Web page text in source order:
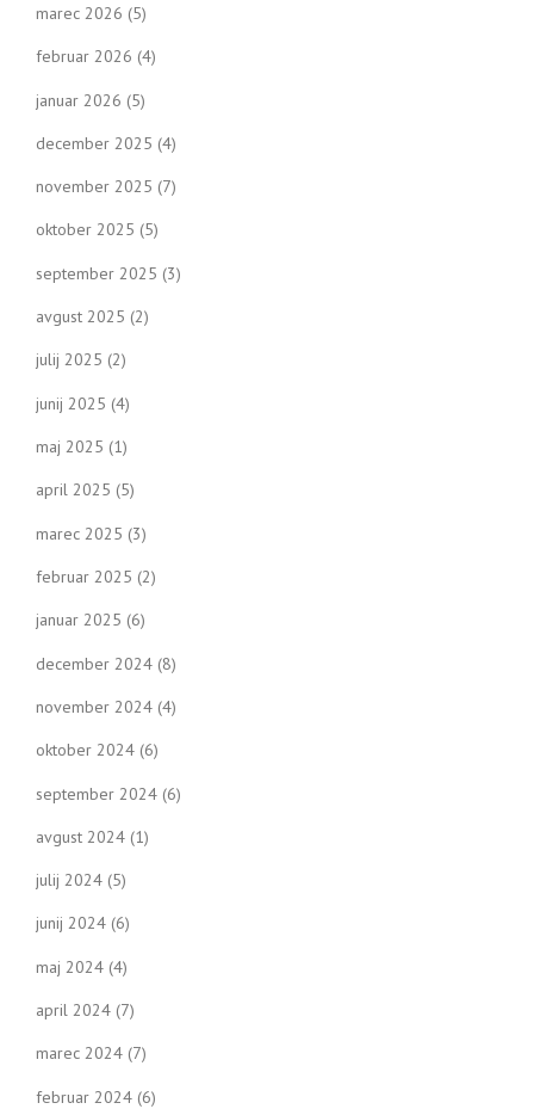
marec 2026 (5)
februar 2026 (4)
januar 2026 (5)
december 2025 (4)
november 2025 (7)
oktober 2025 (5)
september 2025 (3)
avgust 2025 (2)
julij 2025 (2)
junij 2025 (4)
maj 2025 (1)
april 2025 (5)
marec 2025 (3)
februar 2025 (2)
januar 2025 (6)
december 2024 (8)
november 2024 (4)
oktober 2024 (6)
september 2024 (6)
avgust 2024 (1)
julij 2024 (5)
junij 2024 (6)
maj 2024 (4)
april 2024 (7)
marec 2024 (7)
februar 2024 (6)